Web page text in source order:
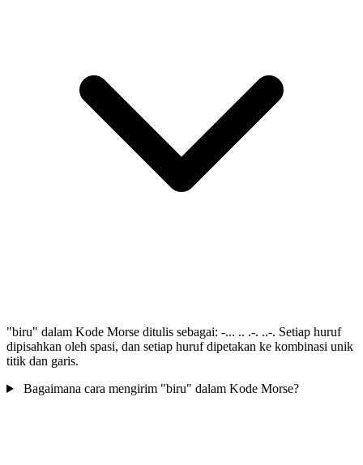
"biru" dalam Kode Morse ditulis sebagai: -... .. .-. ..-. Setiap huruf
dipisahkan oleh spasi, dan setiap huruf dipetakan ke kombinasi unik
titik dan garis.
Bagaimana cara mengirim "biru" dalam Kode Morse?